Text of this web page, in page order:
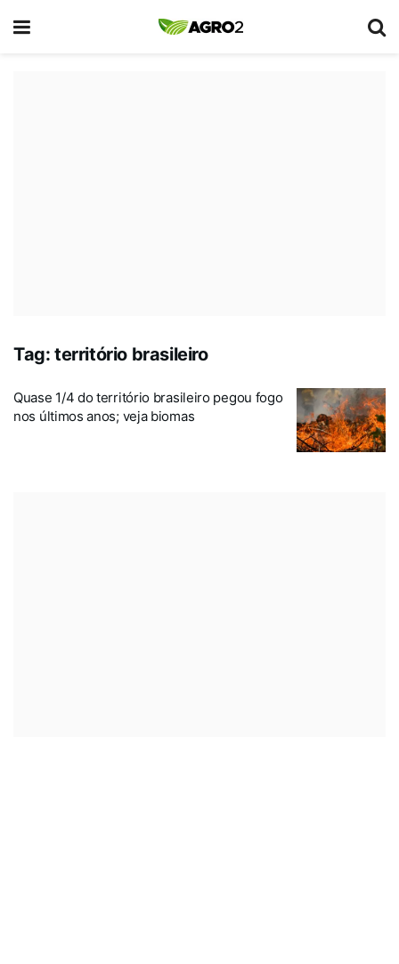
Tag: território brasileiro
Quase 1/4 do território brasileiro pegou fogo
nos últimos anos; veja biomas